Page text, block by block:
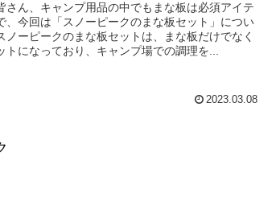
さん、キャンプ用品の中でもまな板は必須アイテ
、今回は「スノーピークのまな板セット」につい
ノーピークのまな板セットは、まな板だけでなく
トになっており、キャンプ場での調理を...
2023.03.08